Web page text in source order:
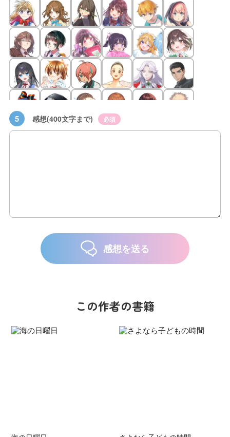
5 感想(400文字まで) 必須
感想を送る
この作者の書籍